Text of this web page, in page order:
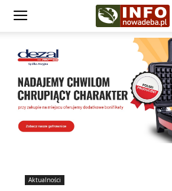
Aktualności